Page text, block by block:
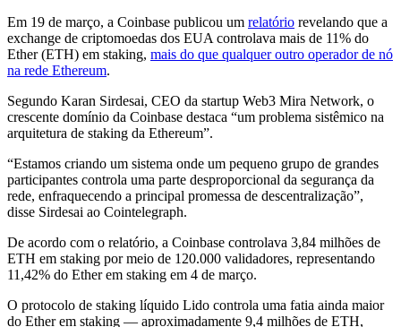
Em 19 de março, a Coinbase publicou um relatório revelando que a
exchange de criptomoedas dos EUA controlava mais de 11% do
Ether (ETH) em staking, mais do que qualquer outro operador de nó
na rede Ethereum.
Segundo Karan Sirdesai, CEO da startup Web3 Mira Network, o
crescente domínio da Coinbase destaca “um problema sistêmico na
arquitetura de staking da Ethereum”.
“Estamos criando um sistema onde um pequeno grupo de grandes
participantes controla uma parte desproporcional da segurança da
rede, enfraquecendo a principal promessa de descentralização”,
disse Sirdesai ao Cointelegraph.
De acordo com o relatório, a Coinbase controlava 3,84 milhões de
ETH em staking por meio de 120.000 validadores, representando
11,42% do Ether em staking em 4 de março.
O protocolo de staking líquido Lido controla uma fatia ainda maior
do Ether em staking — aproximadamente 9,4 milhões de ETH,